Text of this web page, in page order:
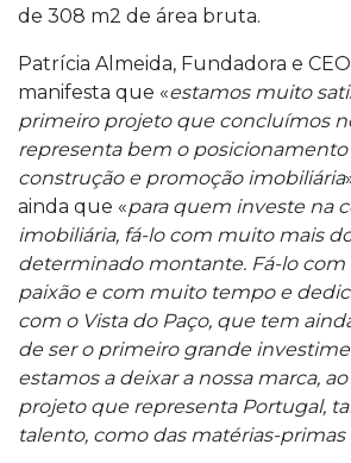
de 308 m2 de área bruta.
Patrícia Almeida, Fundadora e
manifesta que «estamos muito
primeiro projeto que concluímos
representa bem o
construção e promoção imobiliária
ainda que «para quem investe na
imobiliária, fá-lo com muito mais
determinado montante. Fá-lo com
paixão e com muito tempo e
com o Vista do Paço, que tem
de ser o primeiro grande
estamos a deixar a nossa marca,
projeto que representa Portugal,
talento, como das matérias-primas